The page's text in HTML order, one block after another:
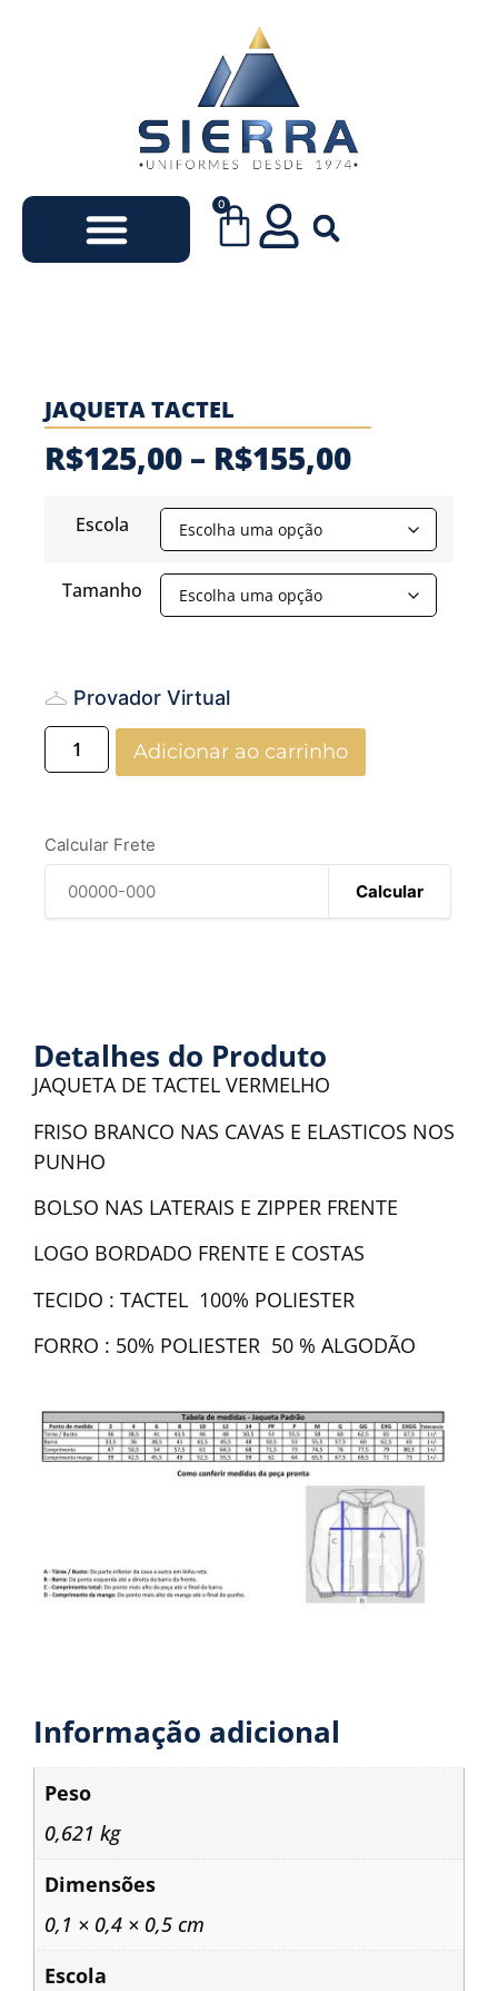
0
JAQUETA TACTEL
R$125,00 – R$155,00
Escola
Tamanho
Provador Virtual
Adicionar ao carrinho
Calcular Frete
Calcular
Detalhes do Produto
JAQUETA DE TACTEL VERMELHO
FRISO BRANCO NAS CAVAS E ELASTICOS NOS
PUNHO
BOLSO NAS LATERAIS E ZIPPER FRENTE
LOGO BORDADO FRENTE E COSTAS
TECIDO : TACTEL 100% POLIESTER
FORRO : 50% POLIESTER 50 % ALGODÃO
Informação adicional
Peso
0,621 kg
Dimensões
0,1 × 0,4 × 0,5 cm
Escola